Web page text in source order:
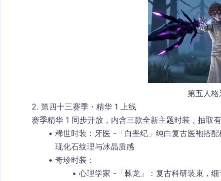
第五人格
2. 第四十三赛季・精华 1 上线
赛季精华 1 同步开放，内含三款全新主题时装，抽取
稀世时装 ：牙医 -「白垩纪」纯白复古医袍搭
现化石纹理与冰晶质感
奇珍时装 ：
心理学家 -「棘龙」：复古科研装束，